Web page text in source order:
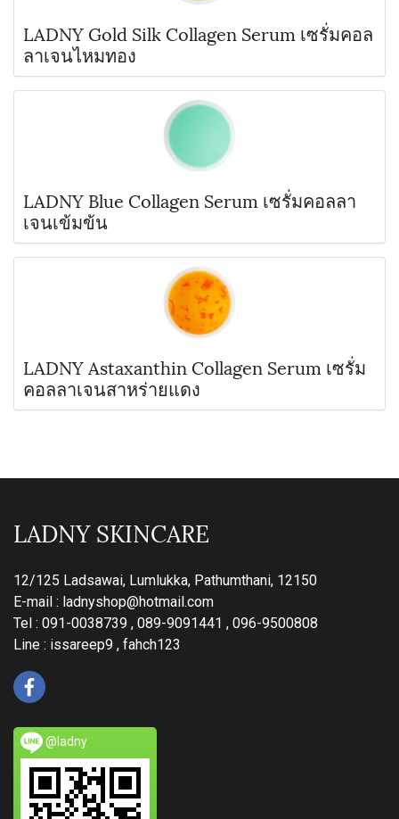
LADNY Gold Silk Collagen Serum เซรั่มคอล
ลาเจนไหมทอง
LADNY Blue Collagen Serum เซรั่มคอลลา
เจนเข้มข้น
LADNY Astaxanthin Collagen Serum เซรั่ม
คอลลาเจนสาหร่ายแดง
LADNY SKINCARE
12/125 Ladsawai, Lumlukka, Pathumthani, 12150
E-mail : ladnyshop@hotmail.com
Tel : 091-0038739 , 089-9091441 , 096-9500808
Line : issareep9 , fahch123
@ladny